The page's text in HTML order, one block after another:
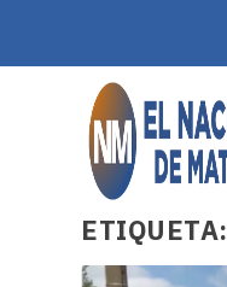
ETIQUETA: